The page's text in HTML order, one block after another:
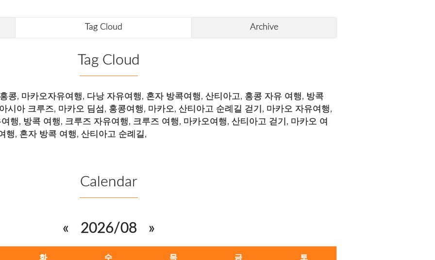
Tag Cloud Archive
Tag Cloud
홍콩, 마카오자유여행, 다낭 자유여행, 혼자 방콕여행, 산티아고, 홍콩 자유 여행, 방콕
시아 크루즈, 마카오 딤섬, 홍콩여행, 마카오, 산티아고 순례길 걷기 , 마카오 자유여행,
행, 방콕 여행, 크루즈 자유여행, 크루즈 여행, 마카오여행, 산티아고 걷기 , 마카오 여
행, 혼자 방콕 여행, 산티아고 순례길,
Calendar
« 2026/08 »
화 수 목 금 토